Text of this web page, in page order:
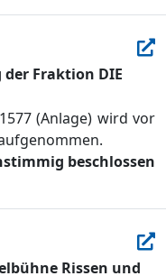
Fraktion DIE
(Anlage) wird vor
beschlossen
Rissen und